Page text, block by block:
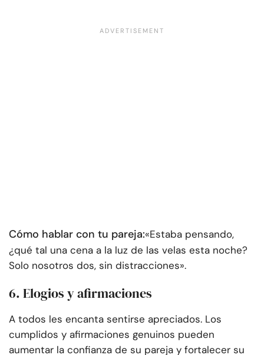
Cómo hablar con tu pareja:«Estaba pensando,
¿qué tal una cena a la luz de las velas esta noche?
Solo nosotros dos, sin distracciones».
6. Elogios y afirmaciones
A todos les encanta sentirse apreciados. Los
cumplidos y afirmaciones genuinos pueden
aumentar la confianza de su pareja y fortalecer su